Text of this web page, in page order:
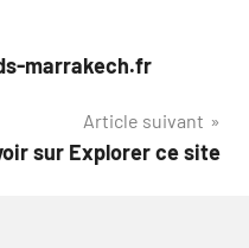
marrakech.fr
Article suivant
sur Explorer ce site